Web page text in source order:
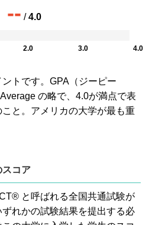
-- /4.0
2.0 3.0 4.0
トです。GPA（ジーピー
の略で、4.0が満点で表
と。アメリカの大学が最も重
スコア
と呼ばれる全国共通試験が
れかの試験結果を提出する必